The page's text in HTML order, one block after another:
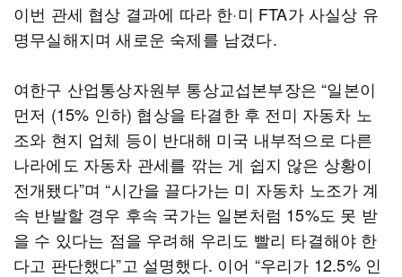
이번 관세 협상 결과에 따라 한·미 FTA가 사실상 유
명무실해지며 새로운 숙제를 남겼다.
여한구 산업통상자원부 통상교섭본부장은 “일본이
먼저 (15% 인하) 협상을 타결한 후 전미 자동차 노
조와 현지 업체 등이 반대해 미국 내부적으로 다른
나라에도 자동차 관세를 깎는 게 쉽지 않은 상황이
전개됐다”며 “시간을 끌다가는 미 자동차 노조가 계
속 반발할 경우 후속 국가는 일본처럼 15%도 못 받
을 수 있다는 점을 우려해 우리도 빨리 타결해야 한
다고 판단했다”고 설명했다. 이어 “우리가 12.5% 인